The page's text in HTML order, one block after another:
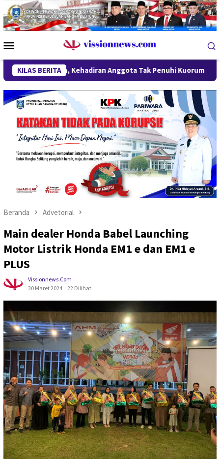
Loncat
ke
konten
Mobile
KILAS BERITA
Kehadiran Anggota Tak Penuhi Kuorum SiLPA
Beranda Advetorial
Main dealer Honda Babel Launching
Motor Listrik Honda EM1 e dan EM1 e
PLUS
Vissionnews.com
30 Maret 2024
22 Dilihat